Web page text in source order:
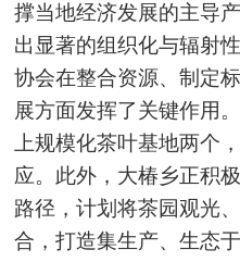
撑当地经济发展的主导
出显著的组织化与辐射
协会在整合资源、制定
展方面发挥了关键作用
上规模化茶叶基地两个
应。此外，大椿乡正积
路径，计划将茶园观光
合，打造集生产、生态